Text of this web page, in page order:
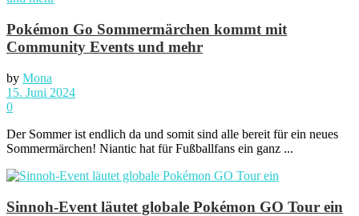
Pokémon Go Sommermärchen kommt mit
Community Events und mehr
by Mona
15. Juni 2024
0
Der Sommer ist endlich da und somit sind alle bereit für ein neues
Sommermärchen! Niantic hat für Fußballfans ein ganz ...
Sinnoh-Event läutet globale Pokémon GO Tour ein